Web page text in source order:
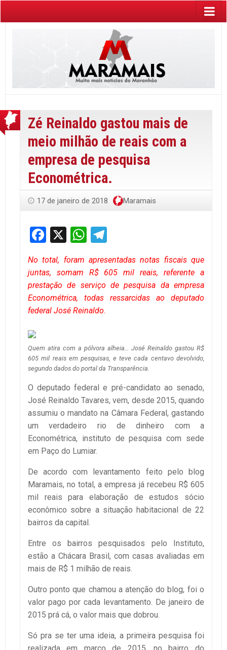
Zé Reinaldo gastou mais de
meio milhão de reais com a
empresa de pesquisa
Econométrica.
17 de janeiro de 2018 Maramais
Facebook
X WhatsApp
No total, foram apresentadas notas fiscais que
juntas, somam R$ 605 mil reais, referente a
prestação de serviço de pesquisa da empresa
Econométrica, todas ressarcidas ao deputado
federal José Reinaldo.
Quem atira com a pólvora alheia… José Reinaldo gastou R$
605 mil reais em pesquisas, e teve cada centavo devolvido,
segundo dados do portal da Transparência.
O deputado federal e pré-candidato ao senado,
José Reinaldo Tavares, vem, desde 2015, quando
assumiu o mandato na Câmara Federal, gastando
um verdadeiro rio de dinheiro com a
Econométrica, instituto de pesquisa com sede
em Paço do Lumiar.
De acordo com levantamento feito pelo blog
Maramais, no total, a empresa já recebeu R$ 605
mil reais para elaboração de estudos sócio
econômico sobre a situação habitacional de 22
bairros da capital.
Entre os bairros pesquisados pelo Instituto,
estão a Chácara Brasil, com casas avaliadas em
mais de R$ 1 milhão de reais.
Outro ponto que chamou a atenção do blog, foi o
valor pago por cada levantamento. De janeiro de
2015 prá cá, o valor mais que dobrou.
Só pra se ter uma ideia, a primeira pesquisa foi